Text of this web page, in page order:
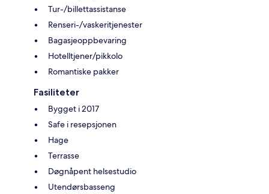
Tur-/billettassistanse
Renseri-/vaskeritjenester
Bagasjeoppbevaring
Hotelltjener/pikkolo
Romantiske pakker
Fasiliteter
Bygget i 2017
Safe i resepsjonen
Hage
Terrasse
Døgnåpent helsestudio
Utendørsbasseng